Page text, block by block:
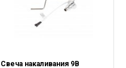
Свеча накаливания 9В